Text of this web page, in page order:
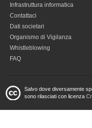
Infrastruttura informatica
Contattaci
Dati societari
Organismo di Vigilanza
Whistleblowing
FAQ
Salvo dove diversamente
sono rilasciati con licenza